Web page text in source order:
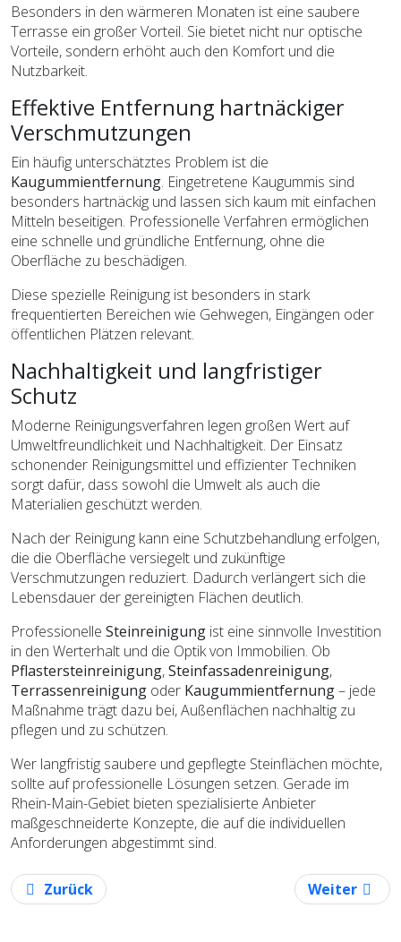
Besonders in den wärmeren Monaten ist eine saubere
Terrasse ein großer Vorteil. Sie bietet nicht nur optische
Vorteile, sondern erhöht auch den Komfort und die
Nutzbarkeit.
Effektive Entfernung hartnäckiger
Verschmutzungen
Ein häufig unterschätztes Problem ist die
Kaugummientfernung. Eingetretene Kaugummis sind
besonders hartnäckig und lassen sich kaum mit einfachen
Mitteln beseitigen. Professionelle Verfahren ermöglichen
eine schnelle und gründliche Entfernung, ohne die
Oberfläche zu beschädigen.
Diese spezielle Reinigung ist besonders in stark
frequentierten Bereichen wie Gehwegen, Eingängen oder
öffentlichen Plätzen relevant.
Nachhaltigkeit und langfristiger
Schutz
Moderne Reinigungsverfahren legen großen Wert auf
Umweltfreundlichkeit und Nachhaltigkeit. Der Einsatz
schonender Reinigungsmittel und effizienter Techniken
sorgt dafür, dass sowohl die Umwelt als auch die
Materialien geschützt werden.
Nach der Reinigung kann eine Schutzbehandlung erfolgen,
die die Oberfläche versiegelt und zukünftige
Verschmutzungen reduziert. Dadurch verlängert sich die
Lebensdauer der gereinigten Flächen deutlich.
Professionelle Steinreinigung ist eine sinnvolle Investition
in den Werterhalt und die Optik von Immobilien. Ob
Pflastersteinreinigung,Steinfassadenreinigung,
Terrassenreinigung oder Kaugummientfernung– jede
Maßnahme trägt dazu bei, Außenflächen nachhaltig zu
pflegen und zu schützen.
Wer langfristig saubere und gepflegte Steinflächen möchte,
sollte auf professionelle Lösungen setzen. Gerade im
Rhein-Main-Gebiet bieten spezialisierte Anbieter
maßgeschneiderte Konzepte, die auf die individuellen
Anforderungen abgestimmt sind.
Vorheriger Beitrag: WordPress Wartung Für
Zurück Nächster
Weiter